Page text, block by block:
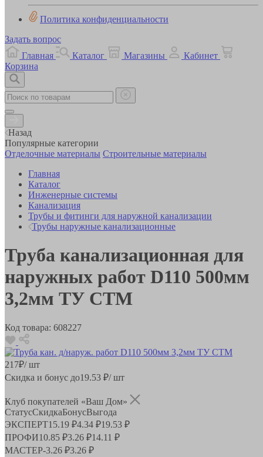
Политика конфиденциальности
Задать вопрос
Главная
Каталог Магазины
Кабинет
Корзина
Назад
Популярные категории
Отделочные материалы Строительные материалы
Главная
Каталог
Инженерные системы
Канализация
Трубы и фитинги для наружной канализации
Трубы наружные канализационные
Труба канализационная для
наружных работ D110 500мм
3,2мм ТУ СТМ
Код товара: 608227
217₽/ шт
Скидка и бонус до19.53 ₽/ шт
Клуб покупателей «Ваш Дом»
СтатусСкидкаБонусВыгода
ЭКСПЕРТ15.19 ₽4.34 ₽19.53 ₽
ПРОФИ10.85 ₽3.26 ₽14.11 ₽
МАСТЕР-3.26 ₽3.26 ₽